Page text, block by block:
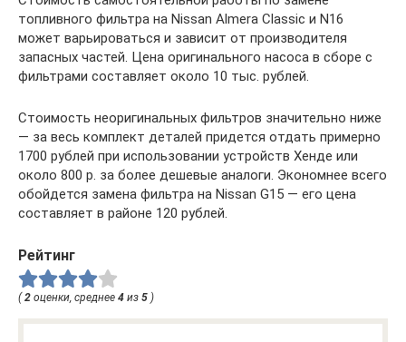
топливного фильтра на Nissan Almera Classic и N16
может варьироваться и зависит от производителя
запасных частей. Цена оригинального насоса в сборе с
фильтрами составляет около 10 тыс. рублей.
Стоимость неоригинальных фильтров значительно ниже
— за весь комплект деталей придется отдать примерно
1700 рублей при использовании устройств Хенде или
около 800 р. за более дешевые аналоги. Экономнее всего
обойдется замена фильтра на Nissan G15 — его цена
составляет в районе 120 рублей.
Рейтинг
( 2 оценки, среднее 4 из 5 )